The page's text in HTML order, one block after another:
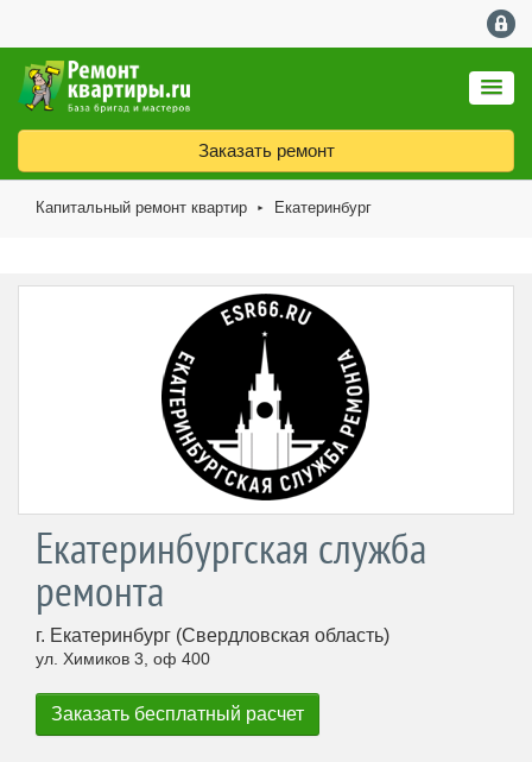
Заказать ремонт
Капитальный ремонт квартир ► Екатеринбург
Екатеринбургская служба
ремонта
г. Екатеринбург (Свердловская область)
ул. Химиков 3, оф 400